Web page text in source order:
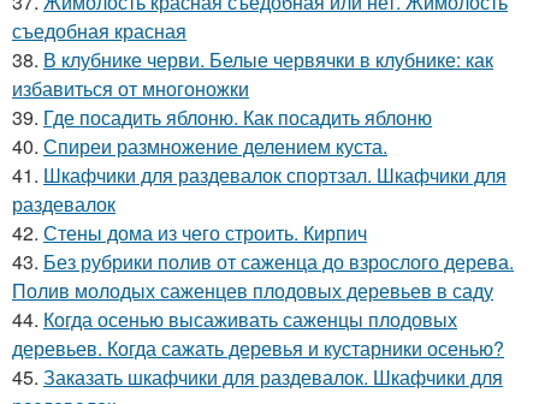
съедобная красная
38. В клубнике черви. Белые червячки в клубнике: как
избавиться от многоножки
39. Где посадить яблоню. Как посадить яблоню
40. Спиреи размножение делением куста.
41. Шкафчики для раздевалок спортзал. Шкафчики для
раздевалок
42. Стены дома из чего строить. Кирпич
43. Без рубрики полив от саженца до взрослого дерева.
Полив молодых саженцев плодовых деревьев в саду
44. Когда осенью высаживать саженцы плодовых
деревьев. Когда сажать деревья и кустарники осенью?
45. Заказать шкафчики для раздевалок. Шкафчики для